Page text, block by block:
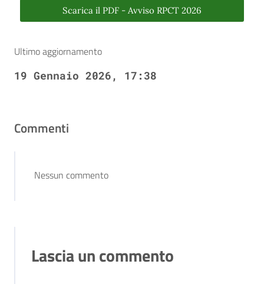
Scarica il PDF - Avviso RPCT 2026
Ultimo aggiornamento
19 Gennaio 2026, 17:38
Commenti
Nessun commento
Lascia un commento